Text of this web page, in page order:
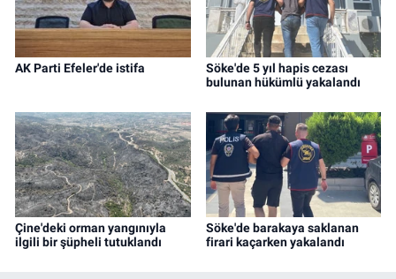
AK Parti Efeler'de istifa
Söke'de 5 yıl hapis cezası
bulunan hükümlü yakalandı
Çine'deki orman yangınıyla
ilgili bir şüpheli tutuklandı
Söke'de barakaya saklanan
firari kaçarken yakalandı